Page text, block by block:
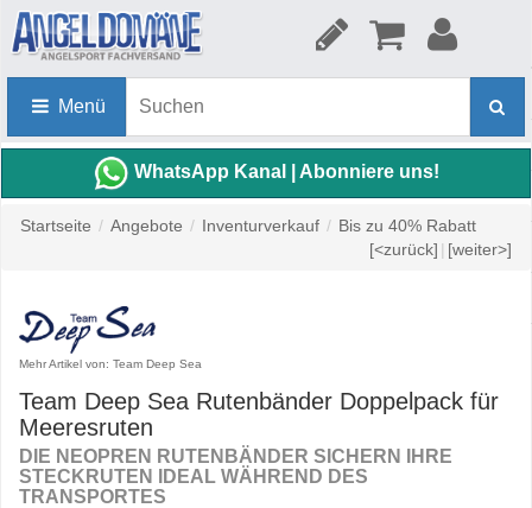
Menü
WhatsApp Kanal | Abonniere uns!
Startseite / Angebote / Inventurverkauf / Bis zu 40% Rabatt
[<zurück] | [weiter>]
Mehr Artikel von: Team Deep Sea
Team Deep Sea Rutenbänder Doppelpack für
Meeresruten
DIE NEOPREN RUTENBÄNDER SICHERN IHRE
STECKRUTEN IDEAL WÄHREND DES
TRANSPORTES